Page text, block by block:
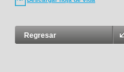
Regresar